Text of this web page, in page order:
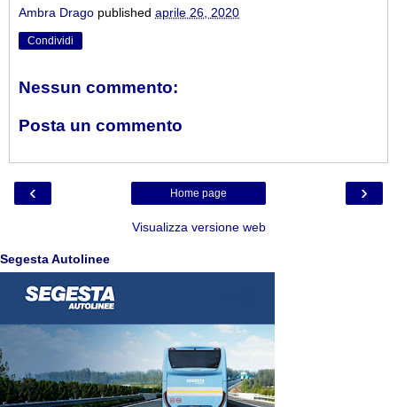
Ambra Drago published aprile 26, 2020
Condividi
Nessun commento:
Posta un commento
‹ ›
Home page
Visualizza versione web
Segesta Autolinee